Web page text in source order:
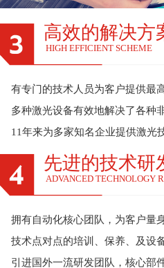
高效的解决方
HIGH EFFICIENT SCHEME
有专门的技术人员为客户提供最
多种激光设备有效地解决了各种
11年来为多家知名企业提供激光
先进的技术研
ADVANCED TECHNOLOGY
拥有自动化核心团队，为客户量
技术点对点的培训、保养、及设
引进国外一流研发团队，核心部